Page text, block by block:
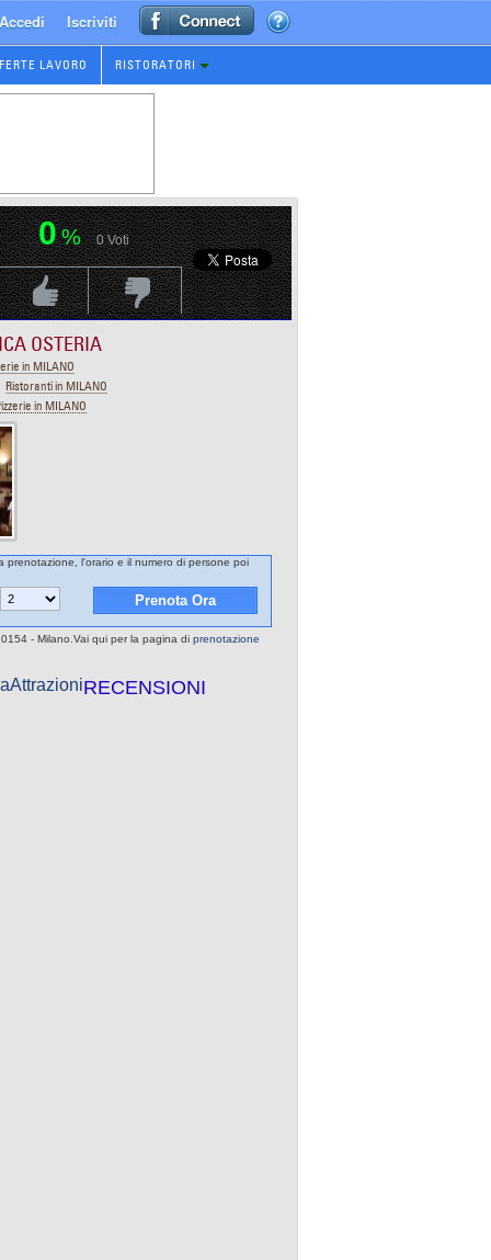
Accedi Iscriviti
LAVORO RISTORATORI
0% 0Voti
Voti PositivoVoti Negativo
OSTERIA
in MILANO
Ristoranti in MILANO
in MILANO
prenotazione, l'orario e il numero di persone poi
- Milano.Vai qui per la pagina di prenotazione
AttrazioniRECENSIONI